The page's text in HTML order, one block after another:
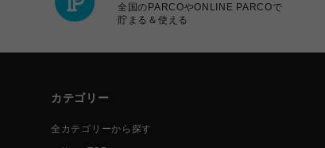
全国のPARCOやONLINE PARCOで
貯まる＆使える
カテゴリー
全カテゴリーから探す